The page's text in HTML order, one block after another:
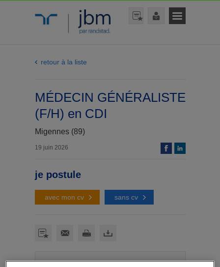
retour à la liste
MÉDECIN GÉNÉRALISTE
(F/H) en CDI
Migennes (89)
19 juin 2026
je postule
avec mon cv sans cv